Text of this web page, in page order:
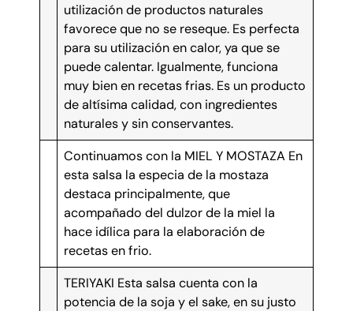
utilización de productos naturales
favorece que no se reseque. Es perfecta
para su utilización en calor, ya que se
puede calentar. Igualmente, funciona
muy bien en recetas frias. Es un producto
de altísima calidad, con ingredientes
naturales y sin conservantes.
Continuamos con la MIEL Y MOSTAZA En
esta salsa la especia de la mostaza
destaca principalmente, que
acompañado del dulzor de la miel la
hace idílica para la elaboración de
recetas en frio.
TERIYAKI Esta salsa cuenta con la
potencia de la soja y el sake, en su justo